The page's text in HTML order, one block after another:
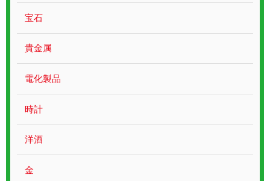
買取ブログ
貴金属ブランド
遺品整理
お問い合わせ
宝石
貴金属
電化製品
時計
洋酒
金